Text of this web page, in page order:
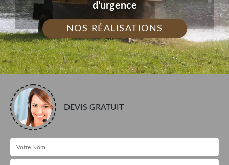
d'urgence
NOS RÉALISATIONS
DEVIS GRATUIT